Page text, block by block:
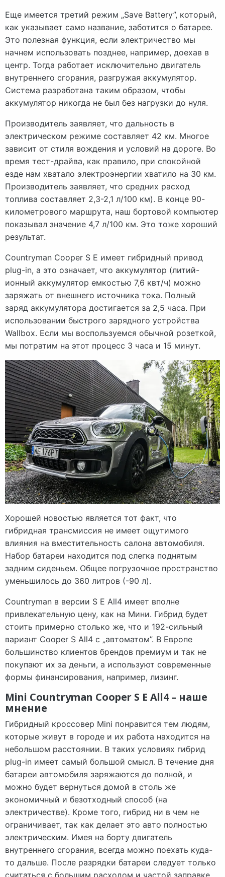
Еще имеется третий режим „Save Battery”, который,
как указывает само название, заботится о батарее.
Это полезная функция, если электричество мы
начнем использовать позднее, например, доехав в
центр. Тогда работает исключительно двигатель
внутреннего сгорания, разгружая аккумулятор.
Система разработана таким образом, чтобы
аккумулятор никогда не был без нагрузки до нуля.
Производитель заявляет, что дальность в
электрическом режиме составляет 42 км. Многое
зависит от стиля вождения и условий на дороге. Во
время тест-драйва, как правило, при спокойной
езде нам хватало электроэнергии хватило на 30 км.
Производитель заявляет, что средних расход
топлива составляет 2,3-2,1 л/100 км). В конце 90-
километрового маршрута, наш бортовой компьютер
показывал значение 4,7 л/100 км. Это тоже хороший
результат.
Countryman Cooper S E имеет гибридный привод
plug-in, а это означает, что аккумулятор (литий-
ионный аккумулятор емкостью 7,6 квт/ч) можно
заряжать от внешнего источника тока. Полный
заряд аккумулятора достигается за 2,5 часа. При
использовании быстрого зарядного устройства
Wallbox. Если мы воспользуемся обычной розеткой,
мы потратим на этот процесс 3 часа и 15 минут.
Хорошей новостью является тот факт, что
гибридная трансмиссия не имеет ощутимого
влияния на вместительность салона автомобиля.
Набор батареи находится под слегка поднятым
задним сиденьем. Общее погрузочное пространство
уменьшилось до 360 литров (-90 л).
Countryman в версии S E All4 имеет вполне
привлекательную цену, как на Мини. Гибрид будет
стоить примерно столько же, что и 192-сильный
вариант Cooper S All4 с „автоматом”. В Европе
большинство клиентов брендов премиум и так не
покупают их за деньги, а используют современные
формы финансирования, например, лизинг.
Mini Countryman Cooper S E All4 – наше
мнение
Гибридный кроссовер Mini понравится тем людям,
которые живут в городе и их работа находится на
небольшом расстоянии. В таких условиях гибрид
plug-in имеет самый большой смысл. В течение дня
батареи автомобиля заряжаются до полной, и
можно будет вернуться домой в столь же
экономичный и безотходный способ (на
электричестве). Кроме того, гибрид ни в чем не
ограничивает, так как делает это авто полностью
электрическим. Имея на борту двигатель
внутреннего сгорания, всегда можно поехать куда-
то дальше. После разрядки батареи следует только